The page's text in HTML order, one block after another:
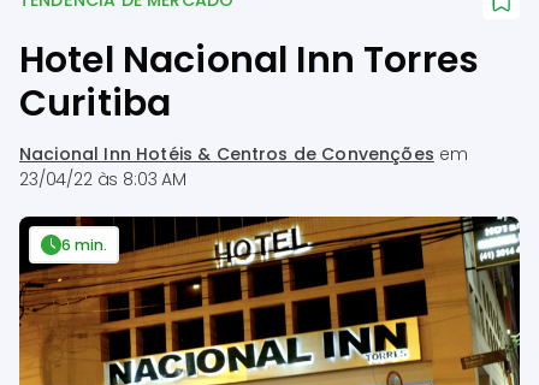
Hotel Nacional Inn Torres
Curitiba
Nacional Inn Hotéis & Centros de Convenções em
23/04/22 às 8:03 AM
6 min.